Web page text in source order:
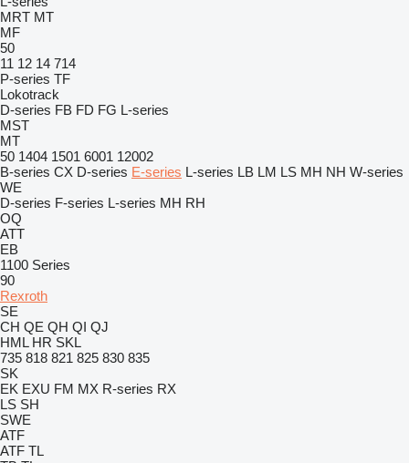
MRT MT
MF
50
11 12 14 714
P-series TF
Lokotrack
D-series FB FD FG L-series
MST
MT
50 1404 1501 6001 12002
B-series CX D-series E-series L-series LB LM LS MH NH W-series
WE
D-series F-series L-series MH RH
OQ
ATT
EB
1100 Series
90
Rexroth
SE
CH QE QH QI QJ
HML HR SKL
735 818 821 825 830 835
SK
EK EXU FM MX R-series RX
LS SH
SWE
ATF
ATF TL